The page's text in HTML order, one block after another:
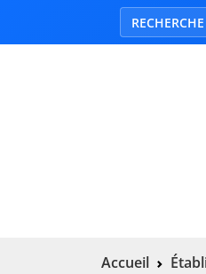
RECHERCHE
Accueil